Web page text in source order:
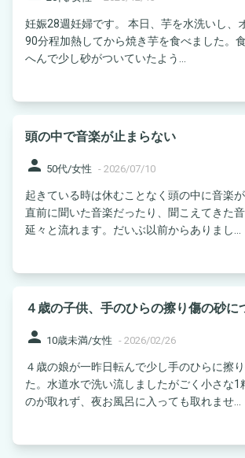
妊娠28週妊婦です。 本日、芋を水洗いし、
90分程加熱してから焼き芋を食べました。
へんで少し砂がついていたよう...
頭の中で音楽が止まらない
person 50代/女性 - 2026/07/10
起きている時は休むことなく頭の中に音楽が
直前に聞いた音楽だったり、聞こえてきた音
延々と流れます。だいぶ以前からありまし...
４歳の子供、手のひらの擦り傷の砂に
person 10歳未満/女性 - 2026/02/26
４歳の娘が一昨日転んで少し手のひらに擦
た。水道水で洗い流しましたがごく小さな1
のが取れず、夜お風呂に入っても取れませ...